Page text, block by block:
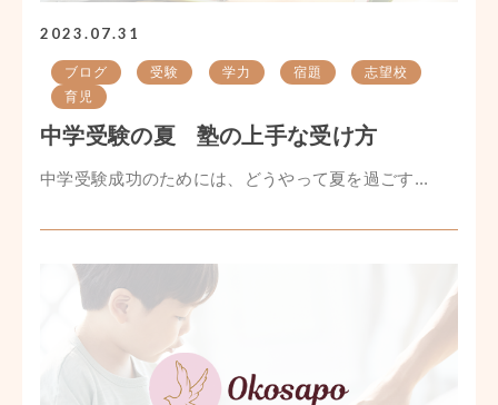
2023.07.31
ブログ 受験 学力 宿題
志望校
育児
中学受験の夏 塾の上手な受け方
中学受験成功のためには、どうやって夏を過ごす...